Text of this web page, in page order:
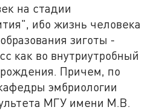
на стадии
ибо жизнь человека
зиготы -
как во внутриутробный
Причем, по
эмбриологии
МГУ имени М.В.